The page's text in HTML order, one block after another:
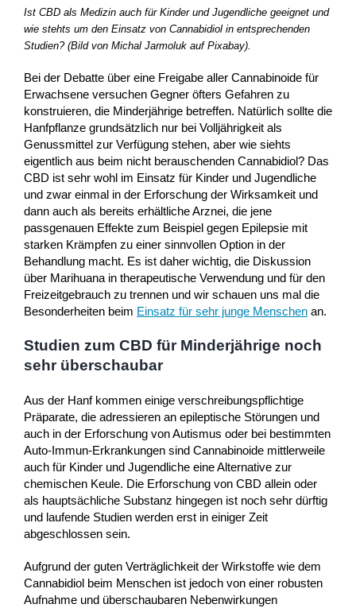
Ist CBD als Medizin auch für Kinder und Jugendliche geeignet und
wie stehts um den Einsatz von Cannabidiol in entsprechenden
Studien? (Bild von Michal Jarmoluk auf Pixabay).
Bei der Debatte über eine Freigabe aller Cannabinoide für
Erwachsene versuchen Gegner öfters Gefahren zu
konstruieren, die Minderjährige betreffen. Natürlich sollte die
Hanfpflanze grundsätzlich nur bei Volljährigkeit als
Genussmittel zur Verfügung stehen, aber wie siehts
eigentlich aus beim nicht berauschenden Cannabidiol? Das
CBD ist sehr wohl im Einsatz für Kinder und Jugendliche
und zwar einmal in der Erforschung der Wirksamkeit und
dann auch als bereits erhältliche Arznei, die jene
passgenauen Effekte zum Beispiel gegen Epilepsie mit
starken Krämpfen zu einer sinnvollen Option in der
Behandlung macht. Es ist daher wichtig, die Diskussion
über Marihuana in therapeutische Verwendung und für den
Freizeitgebrauch zu trennen und wir schauen uns mal die
Besonderheiten beim Einsatz für sehr junge Menschen an.
Studien zum CBD für Minderjährige noch
sehr überschaubar
Aus der Hanf kommen einige verschreibungspflichtige
Präparate, die adressieren an epileptische Störungen und
auch in der Erforschung von Autismus oder bei bestimmten
Auto-Immun-Erkrankungen sind Cannabinoide mittlerweile
auch für Kinder und Jugendliche eine Alternative zur
chemischen Keule. Die Erforschung von CBD allein oder
als hauptsächliche Substanz hingegen ist noch sehr dürftig
und laufende Studien werden erst in einiger Zeit
abgeschlossen sein.
Aufgrund der guten Verträglichkeit der Wirkstoffe wie dem
Cannabidiol beim Menschen ist jedoch von einer robusten
Aufnahme und überschaubaren Nebenwirkungen